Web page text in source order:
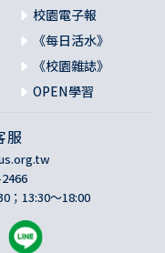
校園電子報
《每日活水》
《校園雜誌》
OPEN學習
服
；13:30～18:00